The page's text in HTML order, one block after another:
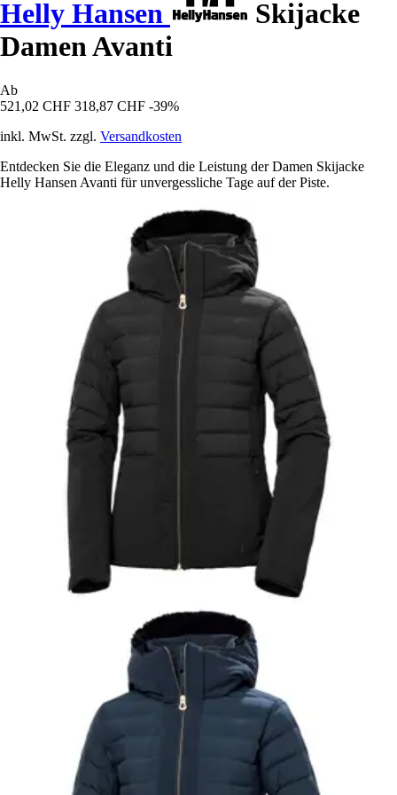
Helly Hansen
Skijacke
Damen Avanti
Ab
521,02 CHF 318,87 CHF -39%
inkl. MwSt. zzgl. Versandkosten
Entdecken Sie die Eleganz und die Leistung der Damen Skijacke
Helly Hansen Avanti für unvergessliche Tage auf der Piste.